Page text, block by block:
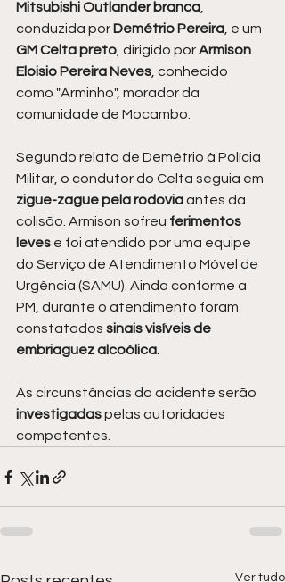
Mitsubishi Outlander branca
conduzida por Demétrio Pereira , e um
GM Celta preto , dirigido por Armison
Eloisio Pereira Neves , conhecido
como "Arminho", morador da
comunidade de Mocambo.
Segundo relato de Demétrio à Polícia
Militar, o condutor do Celta seguia em
zigue-zague pela rodovia antes da
colisão. Armison sofreu ferimentos
leves e foi atendido por uma equipe
do Serviço de Atendimento Móvel de
Urgência (SAMU). Ainda conforme a
PM, durante o atendimento foram
constatados sinais visíveis de
embriaguez alcoólica
As circunstâncias do acidente serão
investigadas pelas autoridades
competentes.
Ver tudo